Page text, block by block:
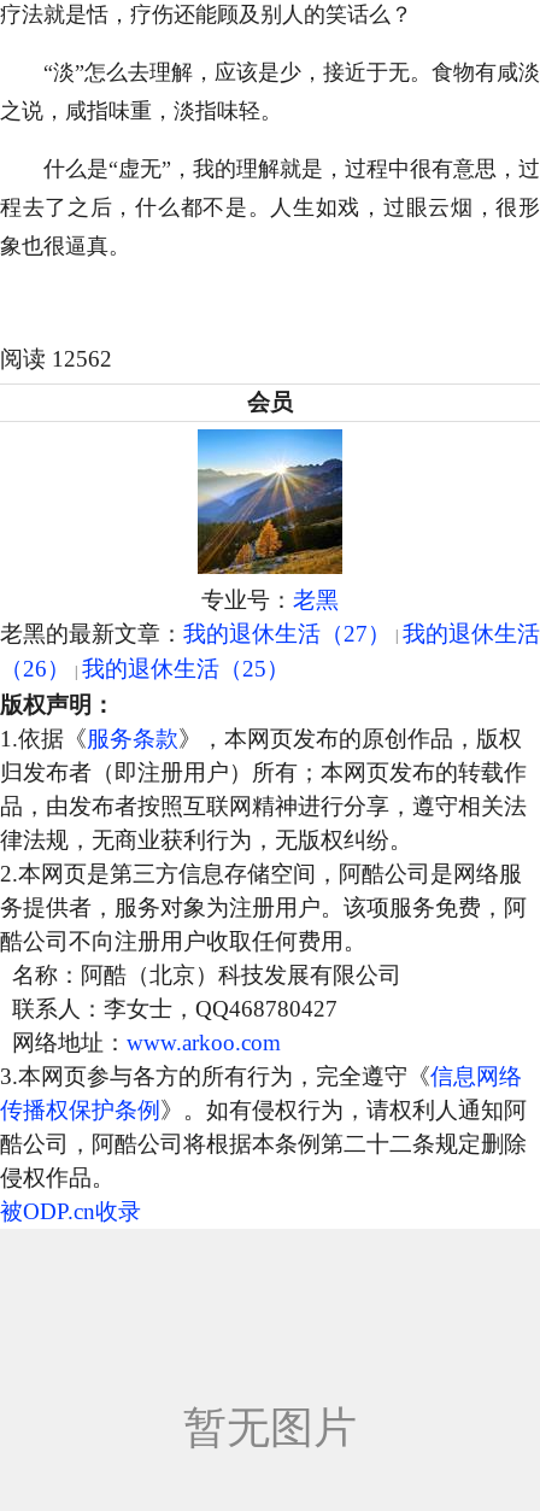
疗法就是恬，疗伤还能顾及别人的笑话么？
“淡”怎么去理解，应该是少，接近于无。食物有咸淡
之说，咸指味重，淡指味轻。
什么是“虚无”，我的理解就是，过程中很有意思，过
程去了之后，什么都不是。人生如戏，过眼云烟，很形
象也很逼真。
阅读 12562
会员
专业号： 老黑
老黑的最新文章： 我的退休生活（27）
我的退休生活
（26）
我的退休生活（25）
版权声明：
1.依据《服务条款》，本网页发布的原创作品，版权
归发布者（即注册用户）所有；本网页发布的转载作
品，由发布者按照互联网精神进行分享，遵守相关法
律法规，无商业获利行为，无版权纠纷。
2.本网页是第三方信息存储空间，阿酷公司是网络服
务提供者，服务对象为注册用户。该项服务免费，阿
酷公司不向注册用户收取任何费用。
名称：阿酷（北京）科技发展有限公司
联系人：李女士，QQ468780427
网络地址： www.arkoo.com
3.本网页参与各方的所有行为，完全遵守《信息网络
传播权保护条例》。如有侵权行为，请权利人通知阿
酷公司，阿酷公司将根据本条例第二十二条规定删除
侵权作品。
被ODP.cn收录